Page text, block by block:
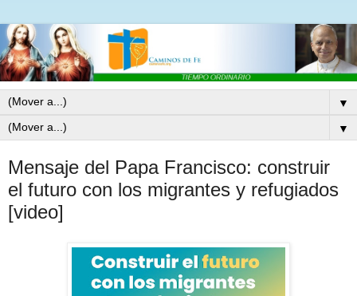
▼
▼
Mensaje del Papa Francisco: construir
el futuro con los migrantes y refugiados
[video]